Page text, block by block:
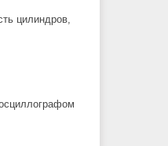
цилиндров,